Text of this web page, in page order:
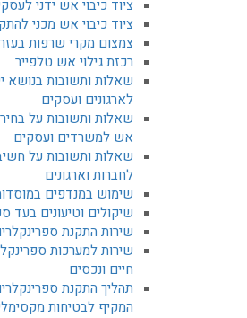
ציוד כיבוי אש ידני
ציוד כיבוי אש מכני
צמצום מקרי שרפות
רכזת גילוי אש טלפייר
שאלות ותשובות בנושא
לארגונים ועסקים
שאלות ותשובות על
אש למשרדים ועסקים
שאלות ותשובות על
לחברות וארגונים
שימוש במנדפים
שיקולים וטיעונים בעד
שירות התקנת
שירות למערכות
חיים ונכסים
תהליך התקנת
המקיף לבטיחות